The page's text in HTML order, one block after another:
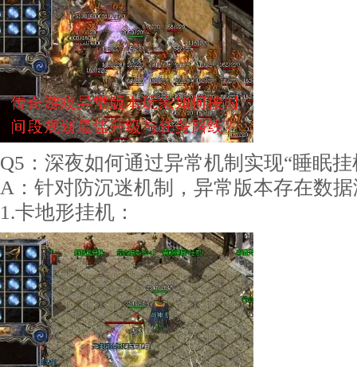
Q5：深夜如何通过异常机制实现“睡眠
A：针对防沉迷机制，异常版本存在数
1.卡地形挂机：